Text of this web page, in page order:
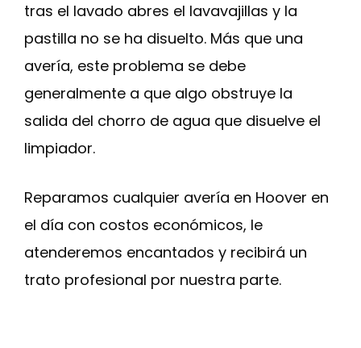
tras el lavado abres el lavavajillas y la
pastilla no se ha disuelto. Más que una
avería, este problema se debe
generalmente a que algo obstruye la
salida del chorro de agua que disuelve el
limpiador.
Reparamos cualquier avería en Hoover en
el día con costos económicos, le
atenderemos encantados y recibirá un
trato profesional por nuestra parte.